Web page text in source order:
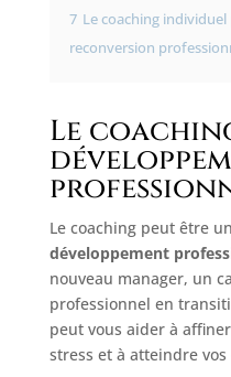
7 Le coaching
reconversion
Le
Le coaching peut être
développement
nouveau manager, un
professionnel en
peut vous aider à
stress et à atteindre